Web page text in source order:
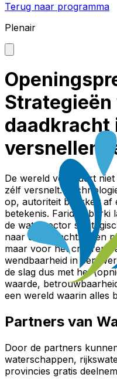
Terug naar programma
Plenair
Strategieën
daadkracht
De wereld verandert
zélf versnelt.
op, autoriteit brokkelt af
betekenis. Farid Tabarki
de watersector
naar daadkracht. Geen
maar voor het creëren
wendbaarheid in een
de slag dus met het
waarde,
een wereld waarin alles
Partners van
Door de partners
waterschappen,
provincies gratis